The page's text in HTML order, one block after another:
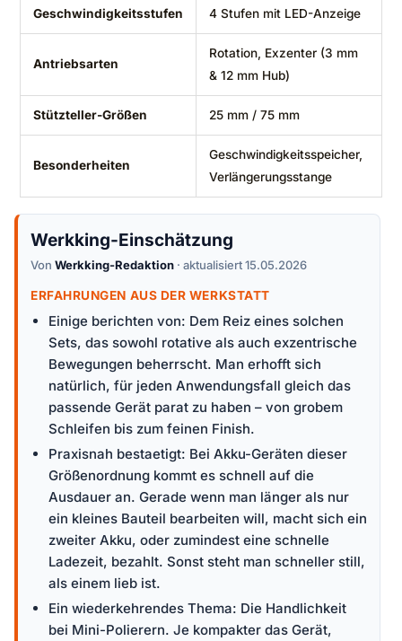
Geschwindigkeitsstufen 4 Stufen mit LED-Anzeige
Antriebsarten
Rotation, Exzenter (3 mm
& 12 mm Hub)
Stützteller-Größen 25 mm / 75 mm
Besonderheiten
Geschwindigkeitsspeicher,
Verlängerungsstange
Werkking-Einschätzung
Von Werkking-Redaktion · aktualisiert 15.05.2026
ERFAHRUNGEN AUS DER WERKSTATT
Einige berichten von: Dem Reiz eines solchen
Sets, das sowohl rotative als auch exzentrische
Bewegungen beherrscht. Man erhofft sich
natürlich, für jeden Anwendungsfall gleich das
passende Gerät parat zu haben – von grobem
Schleifen bis zum feinen Finish.
Praxisnah bestaetigt: Bei Akku-Geräten dieser
Größenordnung kommt es schnell auf die
Ausdauer an. Gerade wenn man länger als nur
ein kleines Bauteil bearbeiten will, macht sich ein
zweiter Akku, oder zumindest eine schnelle
Ladezeit, bezahlt. Sonst steht man schneller still,
als einem lieb ist.
Ein wiederkehrendes Thema: Die Handlichkeit
bei Mini-Polierern. Je kompakter das Gerät,